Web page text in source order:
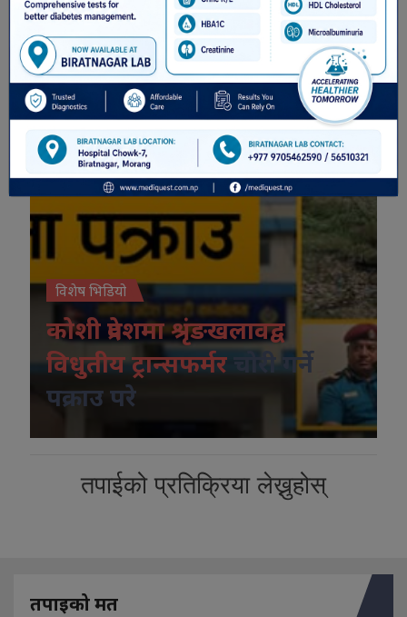
विशेष भिडियो
विशेष भिडियो
कोशी प्रदेशमा श्रृंङखलावद्व
विधुतीय ट्रान्सफर्मर
चोरी गर्ने
पक्राउ परे
तपाईको प्रतिक्रिया लेख्नुहोस्
तपाइको मत